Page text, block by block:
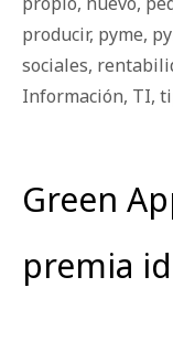
producir, pyme,
sociales,
Información, TI,
Green
premia